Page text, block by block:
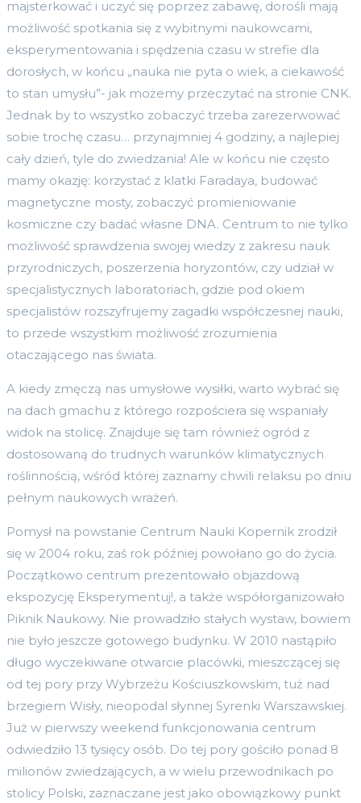
majsterkować i uczyć się poprzez zabawę, dorośli mają
możliwość spotkania się z wybitnymi naukowcami,
eksperymentowania i spędzenia czasu w strefie dla
dorosłych, w końcu „nauka nie pyta o wiek, a ciekawość
to stan umysłu”- jak możemy przeczytać na stronie CNK.
Jednak by to wszystko zobaczyć trzeba zarezerwować
sobie trochę czasu… przynajmniej 4 godziny, a najlepiej
cały dzień, tyle do zwiedzania! Ale w końcu nie często
mamy okazję: korzystać z klatki Faradaya, budować
magnetyczne mosty, zobaczyć promieniowanie
kosmiczne czy badać własne DNA. Centrum to nie tylko
możliwość sprawdzenia swojej wiedzy z zakresu nauk
przyrodniczych, poszerzenia horyzontów, czy udział w
specjalistycznych laboratoriach, gdzie pod okiem
specjalistów rozszyfrujemy zagadki współczesnej nauki,
to przede wszystkim możliwość zrozumienia
otaczającego nas świata.
A kiedy zmęczą nas umysłowe wysiłki, warto wybrać się
na dach gmachu z którego rozpościera się wspaniały
widok na stolicę. Znajduje się tam również ogród z
dostosowaną do trudnych warunków klimatycznych
roślinnością, wśród której zaznamy chwili relaksu po dniu
pełnym naukowych wrażeń.
Pomysł na powstanie Centrum Nauki Kopernik zrodził
się w 2004 roku, zaś rok później powołano go do życia.
Początkowo centrum prezentowało objazdową
ekspozycję Eksperymentuj!, a także współorganizowało
Piknik Naukowy. Nie prowadziło stałych wystaw, bowiem
nie było jeszcze gotowego budynku. W 2010 nastąpiło
długo wyczekiwane otwarcie placówki, mieszczącej się
od tej pory przy Wybrzeżu Kościuszkowskim, tuż nad
brzegiem Wisły, nieopodal słynnej Syrenki Warszawskiej.
Już w pierwszy weekend funkcjonowania centrum
odwiedziło 13 tysięcy osób. Do tej pory gościło ponad 8
milionów zwiedzających, a w wielu przewodnikach po
stolicy Polski, zaznaczane jest jako obowiązkowy punkt